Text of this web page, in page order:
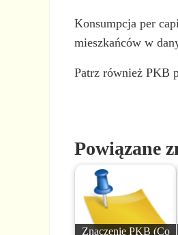
Konsumpcja per
mieszkańców w
Patrz również PKB
Powiązane
Znaczenie PKB (Co